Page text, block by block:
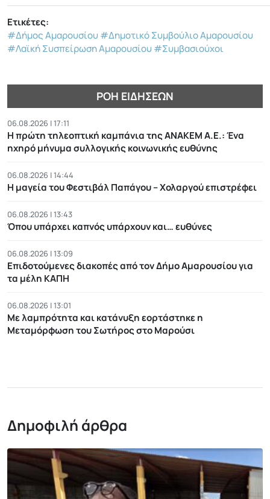
Ετικέτες:
#Δήμος Αμαρουσίου #Δημοτικό Συμβούλιο Αμαρουσίου
#Λαϊκή Συσπείρωση Αμαρουσίου #Συμβασιούχοι
ΡΟΉ ΕΙΔΉΣΕΩΝ
06.08.2026 | 17:11
Η πρώτη τηλεοπτική καμπάνια της ΑΝΑΚΕΜ Α.Ε.: Ένα
ηχηρό μήνυμα συλλογικής κοινωνικής ευθύνης
06.08.2026 | 14:44
Η μαγεία του Φεστιβάλ Παπάγου – Χολαργού επιστρέφει
06.08.2026 | 13:43
Όπου υπάρχει καπνός υπάρχουν και… ευθύνες
06.08.2026 | 13:09
Επιδοτούμενες διακοπές από τον Δήμο Αμαρουσίου για
τα μέλη ΚΑΠΗ
06.08.2026 | 13:01
Με λαμπρότητα και κατάνυξη εορτάστηκε η
Μεταμόρφωση του Σωτήρος στο Μαρούσι
Δημοφιλή άρθρα